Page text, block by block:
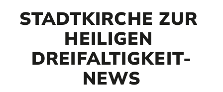
STADTKIRCHE ZUR
HEILIGEN
DREIFALTIGKEIT-
NEWS